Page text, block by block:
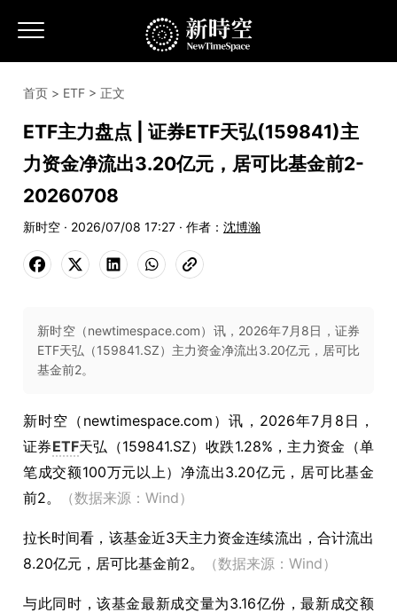
首页 > ETF > 正文
ETF主力盘点 | 证券ETF天弘(159841)主
力资金净流出3.20亿元，居可比基金前2-
20260708
新时空 · 2026/07/08 17:27 · 作者： 沈博瀚
新时空（newtimespace.com）讯，2026年7月8日，证券
ETF天弘（159841.SZ）主力资金净流出3.20亿元，居可比
基金前2。
新时空（ newtimespace.com ）讯， 2026年7月8日，
证券ETF天弘（159841.SZ）收跌1.28%，主力资金（单
笔成交额100万元以上）净流出3.20亿元，居可比基金
前2。
（数据来源：Wind）
拉长时间看，该基金近3天主力资金连续流出，合计流出
8.20亿元，居可比基金前2。
（数据来源：Wind）
与此同时，该基金最新成交量为3.16亿份，最新成交额